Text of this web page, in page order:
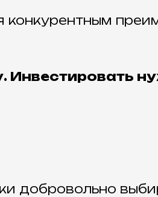
конкурентным
Инвестировать
добровольно